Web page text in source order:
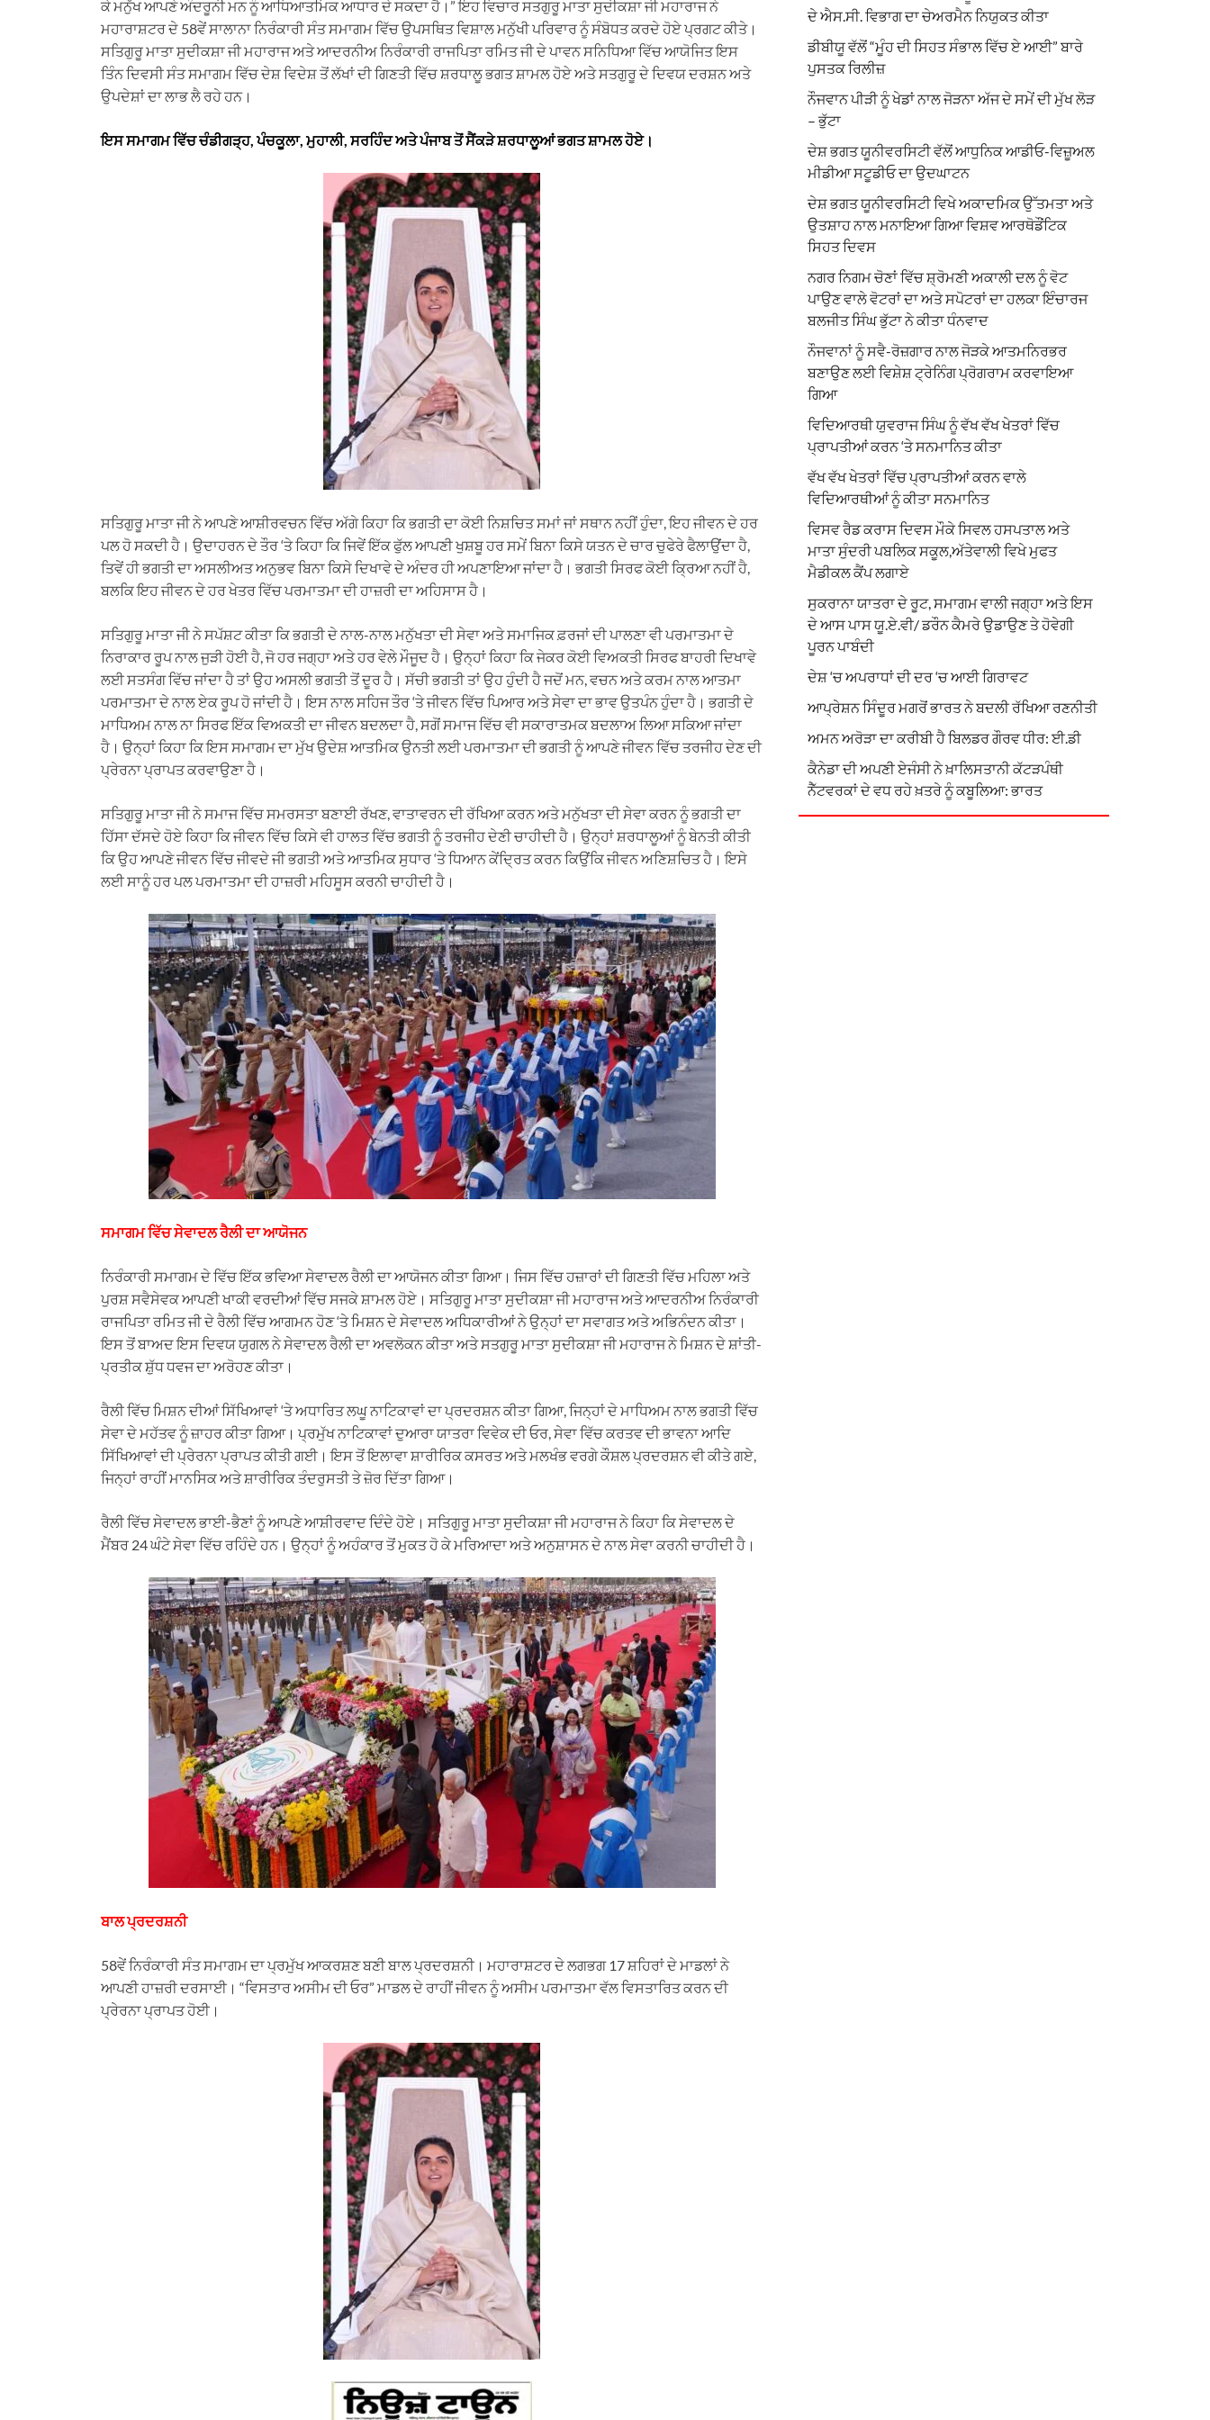
ਕੇ ਮਨੁੱਖ ਆਪਣੇ ਅੰਦਰੂਨੀ ਮਨ ਨੂੰ ਆਧਿਆਤਮਿਕ ਆਧਾਰ ਦੇ ਸਕਦਾ ਹੈ।” ਇਹ ਵਿਚਾਰ ਸਤਗੁਰੂ ਮਾਤਾ ਸੁਦੀਕਸ਼ਾ ਜੀ ਮਹਾਰਾਜ ਨੇ
ਮਹਾਰਾਸ਼ਟਰ ਦੇ 58ਵੇਂ ਸਾਲਾਨਾ ਨਿਰੰਕਾਰੀ ਸੰਤ ਸਮਾਗਮ ਵਿੱਚ ਉਪਸਥਿਤ ਵਿਸ਼ਾਲ ਮਨੁੱਖੀ ਪਰਿਵਾਰ ਨੂੰ ਸੰਬੋਧਤ ਕਰਦੇ ਹੋਏ ਪ੍ਰਗਟ ਕੀਤੇ।
ਸਤਿਗੁਰੂ ਮਾਤਾ ਸੁਦੀਕਸ਼ਾ ਜੀ ਮਹਾਰਾਜ ਅਤੇ ਆਦਰਨੀਅ ਨਿਰੰਕਾਰੀ ਰਾਜਪਿਤਾ ਰਮਿਤ ਜੀ ਦੇ ਪਾਵਨ ਸਨਿਧਿਆ ਵਿੱਚ ਆਯੋਜਿਤ ਇਸ
ਤਿੰਨ ਦਿਵਸੀ ਸੰਤ ਸਮਾਗਮ ਵਿੱਚ ਦੇਸ਼ ਵਿਦੇਸ਼ ਤੋਂ ਲੱਖਾਂ ਦੀ ਗਿਣਤੀ ਵਿੱਚ ਸ਼ਰਧਾਲੂ ਭਗਤ ਸ਼ਾਮਲ ਹੋਏ ਅਤੇ ਸਤਗੁਰੂ ਦੇ ਦਿਵਯ ਦਰਸ਼ਨ ਅਤੇ
ਉਪਦੇਸ਼ਾਂ ਦਾ ਲਾਭ ਲੈ ਰਹੇ ਹਨ।
ਇਸ ਸਮਾਗਮ ਵਿੱਚ ਚੰਡੀਗੜ੍ਹ, ਪੰਚਕੂਲਾ, ਮੁਹਾਲੀ, ਸਰਹਿੰਦ ਅਤੇ ਪੰਜਾਬ ਤੋਂ ਸੈਂਕੜੇ ਸ਼ਰਧਾਲੂਆਂ ਭਗਤ ਸ਼ਾਮਲ ਹੋਏ।
ਸਤਿਗੁਰੂ ਮਾਤਾ ਜੀ ਨੇ ਆਪਣੇ ਆਸ਼ੀਰਵਚਨ ਵਿੱਚ ਅੱਗੇ ਕਿਹਾ ਕਿ ਭਗਤੀ ਦਾ ਕੋਈ ਨਿਸ਼ਚਿਤ ਸਮਾਂ ਜਾਂ ਸਥਾਨ ਨਹੀਂ ਹੁੰਦਾ, ਇਹ ਜੀਵਨ ਦੇ ਹਰ
ਪਲ ਹੋ ਸਕਦੀ ਹੈ। ਉਦਾਹਰਨ ਦੇ ਤੌਰ ‘ਤੇ ਕਿਹਾ ਕਿ ਜਿਵੇਂ ਇੱਕ ਫੁੱਲ ਆਪਣੀ ਖੁਸ਼ਬੂ ਹਰ ਸਮੇਂ ਬਿਨਾ ਕਿਸੇ ਯਤਨ ਦੇ ਚਾਰ ਚੁਫੇਰੇ ਫੈਲਾਉਂਦਾ ਹੈ,
ਤਿਵੇਂ ਹੀ ਭਗਤੀ ਦਾ ਅਸਲੀਅਤ ਅਨੁਭਵ ਬਿਨਾ ਕਿਸੇ ਦਿਖਾਵੇ ਦੇ ਅੰਦਰ ਹੀ ਅਪਣਾਇਆ ਜਾਂਦਾ ਹੈ। ਭਗਤੀ ਸਿਰਫ ਕੋਈ ਕ੍ਰਿਆ ਨਹੀਂ ਹੈ,
ਬਲਕਿ ਇਹ ਜੀਵਨ ਦੇ ਹਰ ਖੇਤਰ ਵਿੱਚ ਪਰਮਾਤਮਾ ਦੀ ਹਾਜ਼ਰੀ ਦਾ ਅਹਿਸਾਸ ਹੈ।
ਸਤਿਗੁਰੂ ਮਾਤਾ ਜੀ ਨੇ ਸਪੱਸ਼ਟ ਕੀਤਾ ਕਿ ਭਗਤੀ ਦੇ ਨਾਲ-ਨਾਲ ਮਨੁੱਖਤਾ ਦੀ ਸੇਵਾ ਅਤੇ ਸਮਾਜਿਕ ਫ਼ਰਜਾਂ ਦੀ ਪਾਲਣਾ ਵੀ ਪਰਮਾਤਮਾ ਦੇ
ਨਿਰਾਕਾਰ ਰੂਪ ਨਾਲ ਜੁੜੀ ਹੋਈ ਹੈ, ਜੋ ਹਰ ਜਗ੍ਹਾ ਅਤੇ ਹਰ ਵੇਲੇ ਮੌਜੂਦ ਹੈ। ਉਨ੍ਹਾਂ ਕਿਹਾ ਕਿ ਜੇਕਰ ਕੋਈ ਵਿਅਕਤੀ ਸਿਰਫ ਬਾਹਰੀ ਦਿਖਾਵੇ
ਲਈ ਸਤਸੰਗ ਵਿੱਚ ਜਾਂਦਾ ਹੈ ਤਾਂ ਉਹ ਅਸਲੀ ਭਗਤੀ ਤੋਂ ਦੂਰ ਹੈ। ਸੱਚੀ ਭਗਤੀ ਤਾਂ ਉਹ ਹੁੰਦੀ ਹੈ ਜਦੋਂ ਮਨ, ਵਚਨ ਅਤੇ ਕਰਮ ਨਾਲ ਆਤਮਾ
ਪਰਮਾਤਮਾ ਦੇ ਨਾਲ ਏਕ ਰੂਪ ਹੋ ਜਾਂਦੀ ਹੈ। ਇਸ ਨਾਲ ਸਹਿਜ ਤੌਰ ‘ਤੇ ਜੀਵਨ ਵਿੱਚ ਪਿਆਰ ਅਤੇ ਸੇਵਾ ਦਾ ਭਾਵ ਉਤਪੰਨ ਹੁੰਦਾ ਹੈ। ਭਗਤੀ ਦੇ
ਮਾਧਿਅਮ ਨਾਲ ਨਾ ਸਿਰਫ ਇੱਕ ਵਿਅਕਤੀ ਦਾ ਜੀਵਨ ਬਦਲਦਾ ਹੈ, ਸਗੋਂ ਸਮਾਜ ਵਿੱਚ ਵੀ ਸਕਾਰਾਤਮਕ ਬਦਲਾਅ ਲਿਆ ਸਕਿਆ ਜਾਂਦਾ
ਹੈ। ਉਨ੍ਹਾਂ ਕਿਹਾ ਕਿ ਇਸ ਸਮਾਗਮ ਦਾ ਮੁੱਖ ਉਦੇਸ਼ ਆਤਮਿਕ ਉਨਤੀ ਲਈ ਪਰਮਾਤਮਾ ਦੀ ਭਗਤੀ ਨੂੰ ਆਪਣੇ ਜੀਵਨ ਵਿੱਚ ਤਰਜੀਹ ਦੇਣ ਦੀ
ਪ੍ਰੇਰਨਾ ਪ੍ਰਾਪਤ ਕਰਵਾਉਣਾ ਹੈ।
ਸਤਿਗੁਰੂ ਮਾਤਾ ਜੀ ਨੇ ਸਮਾਜ ਵਿੱਚ ਸਮਰਸਤਾ ਬਣਾਈ ਰੱਖਣ, ਵਾਤਾਵਰਨ ਦੀ ਰੱਖਿਆ ਕਰਨ ਅਤੇ ਮਨੁੱਖਤਾ ਦੀ ਸੇਵਾ ਕਰਨ ਨੂੰ ਭਗਤੀ ਦਾ
ਹਿੱਸਾ ਦੱਸਦੇ ਹੋਏ ਕਿਹਾ ਕਿ ਜੀਵਨ ਵਿੱਚ ਕਿਸੇ ਵੀ ਹਾਲਤ ਵਿੱਚ ਭਗਤੀ ਨੂੰ ਤਰਜੀਹ ਦੇਣੀ ਚਾਹੀਦੀ ਹੈ। ਉਨ੍ਹਾਂ ਸ਼ਰਧਾਲੂਆਂ ਨੂੰ ਬੇਨਤੀ ਕੀਤੀ
ਕਿ ਉਹ ਆਪਣੇ ਜੀਵਨ ਵਿੱਚ ਜੀਵਦੇ ਜੀ ਭਗਤੀ ਅਤੇ ਆਤਮਿਕ ਸੁਧਾਰ ‘ਤੇ ਧਿਆਨ ਕੇਂਦ੍ਰਿਤ ਕਰਨ ਕਿਉਂਕਿ ਜੀਵਨ ਅਣਿਸ਼ਚਿਤ ਹੈ। ਇਸੇ
ਲਈ ਸਾਨੂੰ ਹਰ ਪਲ ਪਰਮਾਤਮਾ ਦੀ ਹਾਜ਼ਰੀ ਮਹਿਸੂਸ ਕਰਨੀ ਚਾਹੀਦੀ ਹੈ।
ਸਮਾਗਮ ਵਿੱਚ ਸੇਵਾਦਲ ਰੈਲੀ ਦਾ ਆਯੋਜਨ
ਨਿਰੰਕਾਰੀ ਸਮਾਗਮ ਦੇ ਵਿੱਚ ਇੱਕ ਭਵਿਆ ਸੇਵਾਦਲ ਰੈਲੀ ਦਾ ਆਯੋਜਨ ਕੀਤਾ ਗਿਆ। ਜਿਸ ਵਿੱਚ ਹਜ਼ਾਰਾਂ ਦੀ ਗਿਣਤੀ ਵਿੱਚ ਮਹਿਲਾ ਅਤੇ
ਪੁਰਸ਼ ਸਵੈਸੇਵਕ ਆਪਣੀ ਖਾਕੀ ਵਰਦੀਆਂ ਵਿੱਚ ਸਜਕੇ ਸ਼ਾਮਲ ਹੋਏ। ਸਤਿਗੁਰੂ ਮਾਤਾ ਸੁਦੀਕਸ਼ਾ ਜੀ ਮਹਾਰਾਜ ਅਤੇ ਆਦਰਨੀਅ ਨਿਰੰਕਾਰੀ
ਰਾਜਪਿਤਾ ਰਮਿਤ ਜੀ ਦੇ ਰੈਲੀ ਵਿੱਚ ਆਗਮਨ ਹੋਣ ‘ਤੇ ਮਿਸ਼ਨ ਦੇ ਸੇਵਾਦਲ ਅਧਿਕਾਰੀਆਂ ਨੇ ਉਨ੍ਹਾਂ ਦਾ ਸਵਾਗਤ ਅਤੇ ਅਭਿਨੰਦਨ ਕੀਤਾ।
ਇਸ ਤੋਂ ਬਾਅਦ ਇਸ ਦਿਵਯ ਯੁਗਲ ਨੇ ਸੇਵਾਦਲ ਰੈਲੀ ਦਾ ਅਵਲੋਕਨ ਕੀਤਾ ਅਤੇ ਸਤਗੁਰੂ ਮਾਤਾ ਸੁਦੀਕਸ਼ਾ ਜੀ ਮਹਾਰਾਜ ਨੇ ਮਿਸ਼ਨ ਦੇ ਸ਼ਾਂਤੀ-
ਪ੍ਰਤੀਕ ਸ਼ੁੱਧ ਧਵਜ ਦਾ ਅਰੋਹਣ ਕੀਤਾ।
ਰੈਲੀ ਵਿੱਚ ਮਿਸ਼ਨ ਦੀਆਂ ਸਿੱਖਿਆਵਾਂ ‘ਤੇ ਅਧਾਰਿਤ ਲਘੂ ਨਾਟਿਕਾਵਾਂ ਦਾ ਪ੍ਰਦਰਸ਼ਨ ਕੀਤਾ ਗਿਆ, ਜਿਨ੍ਹਾਂ ਦੇ ਮਾਧਿਅਮ ਨਾਲ ਭਗਤੀ ਵਿੱਚ
ਸੇਵਾ ਦੇ ਮਹੱਤਵ ਨੂੰ ਜ਼ਾਹਰ ਕੀਤਾ ਗਿਆ। ਪ੍ਰਮੁੱਖ ਨਾਟਿਕਾਵਾਂ ਦੁਆਰਾ ਯਾਤਰਾ ਵਿਵੇਕ ਦੀ ਓਰ, ਸੇਵਾ ਵਿੱਚ ਕਰਤਵ ਦੀ ਭਾਵਨਾ ਆਦਿ
ਸਿੱਖਿਆਵਾਂ ਦੀ ਪ੍ਰੇਰਨਾ ਪ੍ਰਾਪਤ ਕੀਤੀ ਗਈ। ਇਸ ਤੋਂ ਇਲਾਵਾ ਸ਼ਾਰੀਰਿਕ ਕਸਰਤ ਅਤੇ ਮਲਖੰਭ ਵਰਗੇ ਕੌਸ਼ਲ ਪ੍ਰਦਰਸ਼ਨ ਵੀ ਕੀਤੇ ਗਏ,
ਜਿਨ੍ਹਾਂ ਰਾਹੀਂ ਮਾਨਸਿਕ ਅਤੇ ਸ਼ਾਰੀਰਿਕ ਤੰਦਰੁਸਤੀ ਤੇ ਜ਼ੋਰ ਦਿੱਤਾ ਗਿਆ।
ਰੈਲੀ ਵਿੱਚ ਸੇਵਾਦਲ ਭਾਈ-ਭੈਣਾਂ ਨੂੰ ਆਪਣੇ ਆਸ਼ੀਰਵਾਦ ਦਿੰਦੇ ਹੋਏ। ਸਤਿਗੁਰੂ ਮਾਤਾ ਸੁਦੀਕਸ਼ਾ ਜੀ ਮਹਾਰਾਜ ਨੇ ਕਿਹਾ ਕਿ ਸੇਵਾਦਲ ਦੇ
ਮੈਂਬਰ 24 ਘੰਟੇ ਸੇਵਾ ਵਿੱਚ ਰਹਿੰਦੇ ਹਨ। ਉਨ੍ਹਾਂ ਨੂੰ ਅਹੰਕਾਰ ਤੋਂ ਮੁਕਤ ਹੋ ਕੇ ਮਰਿਆਦਾ ਅਤੇ ਅਨੁਸ਼ਾਸਨ ਦੇ ਨਾਲ ਸੇਵਾ ਕਰਨੀ ਚਾਹੀਦੀ ਹੈ।
ਬਾਲ ਪ੍ਰਦਰਸ਼ਨੀ
58ਵੇਂ ਨਿਰੰਕਾਰੀ ਸੰਤ ਸਮਾਗਮ ਦਾ ਪ੍ਰਮੁੱਖ ਆਕਰਸ਼ਣ ਬਣੀ ਬਾਲ ਪ੍ਰਦਰਸ਼ਨੀ। ਮਹਾਰਾਸ਼ਟਰ ਦੇ ਲਗਭਗ 17 ਸ਼ਹਿਰਾਂ ਦੇ ਮਾਡਲਾਂ ਨੇ
ਆਪਣੀ ਹਾਜ਼ਰੀ ਦਰਸਾਈ। “ਵਿਸਤਾਰ ਅਸੀਮ ਦੀ ਓਰ” ਮਾਡਲ ਦੇ ਰਾਹੀਂ ਜੀਵਨ ਨੂੰ ਅਸੀਮ ਪਰਮਾਤਮਾ ਵੱਲ ਵਿਸਤਾਰਿਤ ਕਰਨ ਦੀ
ਪ੍ਰੇਰਨਾ ਪ੍ਰਾਪਤ ਹੋਈ।
ਦੇ ਐਸ.ਸੀ. ਵਿਭਾਗ ਦਾ ਚੇਅਰਮੈਨ ਨਿਯੁਕਤ ਕੀਤਾ
ਡੀਬੀਯੂ ਵੱਲੋਂ “ਮੂੰਹ ਦੀ ਸਿਹਤ ਸੰਭਾਲ ਵਿੱਚ ਏ ਆਈ” ਬਾਰੇ
ਪੁਸਤਕ ਰਿਲੀਜ਼
ਨੌਜਵਾਨ ਪੀੜੀ ਨੂੰ ਖੇਡਾਂ ਨਾਲ ਜੋੜਨਾ ਅੱਜ ਦੇ ਸਮੇਂ ਦੀ ਮੁੱਖ ਲੋੜ
– ਭੁੱਟਾ
ਦੇਸ਼ ਭਗਤ ਯੂਨੀਵਰਸਿਟੀ ਵੱਲੋਂ ਆਧੁਨਿਕ ਆਡੀਓ-ਵਿਜ਼ੂਅਲ
ਮੀਡੀਆ ਸਟੂਡੀਓ ਦਾ ਉਦਘਾਟਨ
ਦੇਸ਼ ਭਗਤ ਯੂਨੀਵਰਸਿਟੀ ਵਿਖੇ ਅਕਾਦਮਿਕ ਉੱਤਮਤਾ ਅਤੇ
ਉਤਸ਼ਾਹ ਨਾਲ ਮਨਾਇਆ ਗਿਆ ਵਿਸ਼ਵ ਆਰਥੋਡੌਂਟਿਕ
ਸਿਹਤ ਦਿਵਸ
ਨਗਰ ਨਿਗਮ ਚੋਣਾਂ ਵਿੱਚ ਸ਼੍ਰੋਮਣੀ ਅਕਾਲੀ ਦਲ ਨੂੰ ਵੋਟ
ਪਾਉਣ ਵਾਲੇ ਵੋਟਰਾਂ ਦਾ ਅਤੇ ਸਪੋਟਰਾਂ ਦਾ ਹਲਕਾ ਇੰਚਾਰਜ
ਬਲਜੀਤ ਸਿੰਘ ਭੁੱਟਾ ਨੇ ਕੀਤਾ ਧੰਨਵਾਦ
ਨੌਜਵਾਨਾਂ ਨੂੰ ਸਵੈ-ਰੋਜ਼ਗਾਰ ਨਾਲ ਜੋੜਕੇ ਆਤਮਨਿਰਭਰ
ਬਣਾਉਣ ਲਈ ਵਿਸ਼ੇਸ਼ ਟ੍ਰੇਨਿੰਗ ਪ੍ਰੋਗਰਾਮ ਕਰਵਾਇਆ
ਗਿਆ
ਵਿਦਿਆਰਥੀ ਯੁਵਰਾਜ ਸਿੰਘ ਨੂੰ ਵੱਖ ਵੱਖ ਖੇਤਰਾਂ ਵਿੱਚ
ਪ੍ਰਾਪਤੀਆਂ ਕਰਨ ‘ਤੇ ਸਨਮਾਨਿਤ ਕੀਤਾ
ਵੱਖ ਵੱਖ ਖੇਤਰਾਂ ਵਿੱਚ ਪ੍ਰਾਪਤੀਆਂ ਕਰਨ ਵਾਲੇ
ਵਿਦਿਆਰਥੀਆਂ ਨੂੰ ਕੀਤਾ ਸਨਮਾਨਿਤ
ਵਿਸਵ ਰੈਡ ਕਰਾਸ ਦਿਵਸ ਮੌਕੇ ਸਿਵਲ ਹਸਪਤਾਲ ਅਤੇ
ਮਾਤਾ ਸੁੰਦਰੀ ਪਬਲਿਕ ਸਕੂਲ,ਅੱਤੇਵਾਲੀ ਵਿਖੇ ਮੁਫਤ
ਮੈਡੀਕਲ ਕੈਂਪ ਲਗਾਏ
ਸੁਕਰਾਨਾ ਯਾਤਰਾ ਦੇ ਰੂਟ, ਸਮਾਗਮ ਵਾਲੀ ਜਗ੍ਹਾ ਅਤੇ ਇਸ
ਦੇ ਆਸ ਪਾਸ ਯੂ.ਏ.ਵੀ/ ਡਰੌਨ ਕੈਮਰੇ ਉਡਾਉਣ ਤੇ ਹੋਵੇਗੀ
ਪੂਰਨ ਪਾਬੰਦੀ
ਦੇਸ਼ ‘ਚ ਅਪਰਾਧਾਂ ਦੀ ਦਰ ‘ਚ ਆਈ ਗਿਰਾਵਟ
ਆਪ੍ਰੇਸ਼ਨ ਸਿੰਦੂਰ ਮਗਰੋਂ ਭਾਰਤ ਨੇ ਬਦਲੀ ਰੱਖਿਆ ਰਣਨੀਤੀ
ਅਮਨ ਅਰੋੜਾ ਦਾ ਕਰੀਬੀ ਹੈ ਬਿਲਡਰ ਗੌਰਵ ਧੀਰ: ਈ.ਡੀ
ਕੈਨੇਡਾ ਦੀ ਅਪਣੀ ਏਜੰਸੀ ਨੇ ਖ਼ਾਲਿਸਤਾਨੀ ਕੱਟੜਪੰਥੀ
ਨੈੱਟਵਰਕਾਂ ਦੇ ਵਧ ਰਹੇ ਖ਼ਤਰੇ ਨੂੰ ਕਬੂਲਿਆ: ਭਾਰਤ